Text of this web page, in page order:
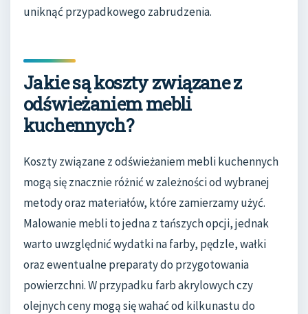
uniknąć przypadkowego zabrudzenia.
Jakie są koszty związane z
odświeżaniem mebli
kuchennych?
Koszty związane z odświeżaniem mebli kuchennych
mogą się znacznie różnić w zależności od wybranej
metody oraz materiałów, które zamierzamy użyć.
Malowanie mebli to jedna z tańszych opcji, jednak
warto uwzględnić wydatki na farby, pędzle, wałki
oraz ewentualne preparaty do przygotowania
powierzchni. W przypadku farb akrylowych czy
olejnych ceny mogą się wahać od kilkunastu do